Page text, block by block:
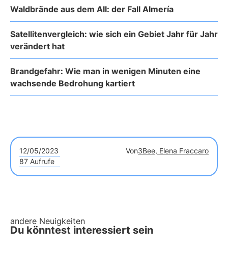
Waldbrände aus dem All: der Fall Almería
Satellitenvergleich: wie sich ein Gebiet Jahr für Jahr
verändert hat
Brandgefahr: Wie man in wenigen Minuten eine
wachsende Bedrohung kartiert
12/05/2023 Von3Bee, Elena Fraccaro
87 Aufrufe
andere Neuigkeiten
Du könntest interessiert sein